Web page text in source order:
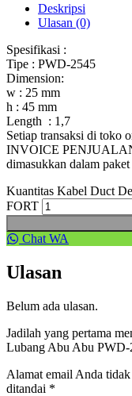
Deskripsi
Ulasan (0)
Spesifikasi :
Tipe : PWD-2545
Dimension:
w : 25 mm
h : 45 mm
Length : 1,7
Setiap transaksi di toko
INVOICE
dimasukkan dalam
Kuantitas Kabel Duct
FORT
Chat WA
Ulasan
Belum ada ulasan.
Jadilah yang pertama
Lubang Abu Abu PWD-
Alamat email Anda
ditandai *